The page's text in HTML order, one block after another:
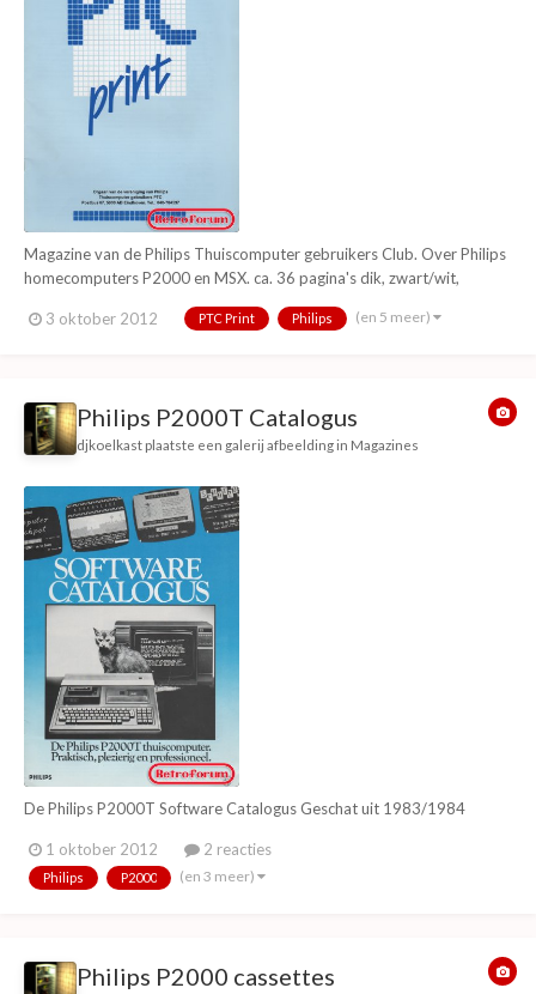
Magazine van de Philips Thuiscomputer gebruikers Club. Over Philips
homecomputers P2000 en MSX. ca. 36 pagina's dik, zwart/wit,
3 oktober 2012
PTC Print Philips (en 5 meer)
Philips P2000T Catalogus
djkoelkast plaatste een galerij afbeelding in Magazines
De Philips P2000T Software Catalogus Geschat uit 1983/1984
1 oktober 2012 2 reacties
Philips P2000 (en 3 meer)
Philips P2000 cassettes